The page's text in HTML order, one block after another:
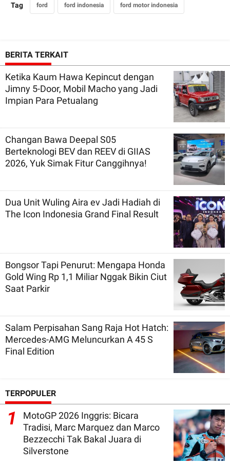
Tag ford ford indonesia ford motor indonesia
BERITA TERKAIT
Ketika Kaum Hawa Kepincut dengan
Jimny 5-Door, Mobil Macho yang Jadi
Impian Para Petualang
Changan Bawa Deepal S05
Berteknologi BEV dan REEV di GIIAS
2026, Yuk Simak Fitur Canggihnya!
Dua Unit Wuling Aira ev Jadi Hadiah di
The Icon Indonesia Grand Final Result
Bongsor Tapi Penurut: Mengapa Honda
Gold Wing Rp 1,1 Miliar Nggak Bikin Ciut
Saat Parkir
Salam Perpisahan Sang Raja Hot Hatch:
Mercedes-AMG Meluncurkan A 45 S
Final Edition
TERPOPULER
1
MotoGP 2026 Inggris: Bicara
Tradisi, Marc Marquez dan Marco
Bezzecchi Tak Bakal Juara di
Silverstone